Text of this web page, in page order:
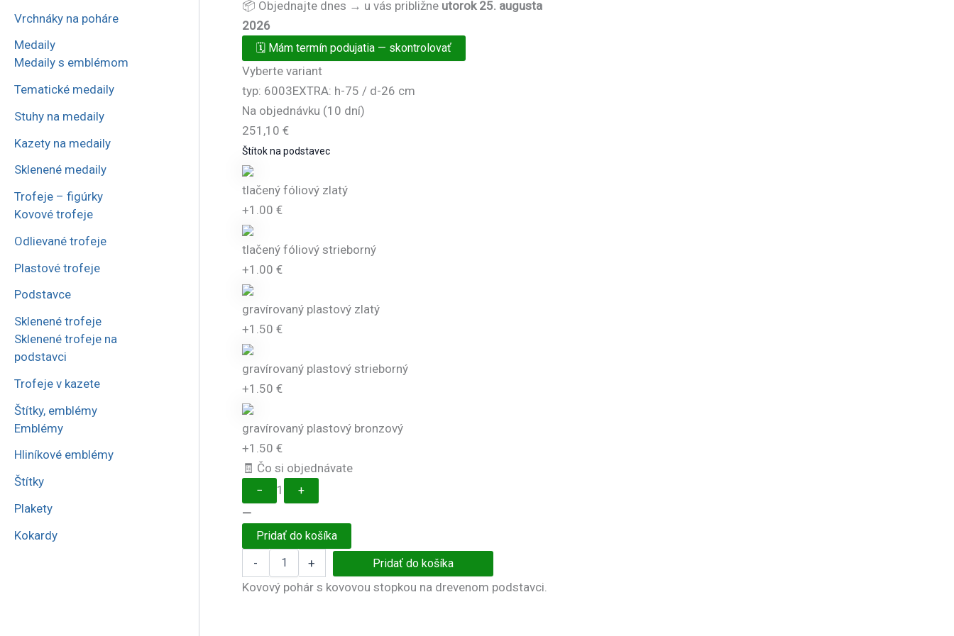
Vrchnáky na poháre
Medaily
Medaily s emblémom
Tematické medaily
Stuhy na medaily
Kazety na medaily
Sklenené medaily
Trofeje – figúrky
Kovové trofeje
Odlievané trofeje
Plastové trofeje
Podstavce
Sklenené trofeje
Sklenené trofeje na
podstavci
Trofeje v kazete
Štítky, emblémy
Emblémy
Hliníkové emblémy
Štítky
Plakety
Kokardy
📦 Objednajte dnes → u vás približne utorok 25. augusta
2026
🗓️ Mám termín podujatia — skontrolovať
Vyberte variant
typ: 6003EXTRA: h-75 / d-26 cm
Na objednávku (10 dní)
251,10 €
Štítok na podstavec
tlačený fóliový zlatý
+1.00 €
tlačený fóliový strieborný
+1.00 €
gravírovaný plastový zlatý
+1.50 €
gravírovaný plastový strieborný
+1.50 €
gravírovaný plastový bronzový
+1.50 €
🧾 Čo si objednávate
− 1 +
—
Pridať do košíka
-
pohár
+ Pridať do košíka
Kovový pohár s kovovou stopkou na drevenom podstavci.